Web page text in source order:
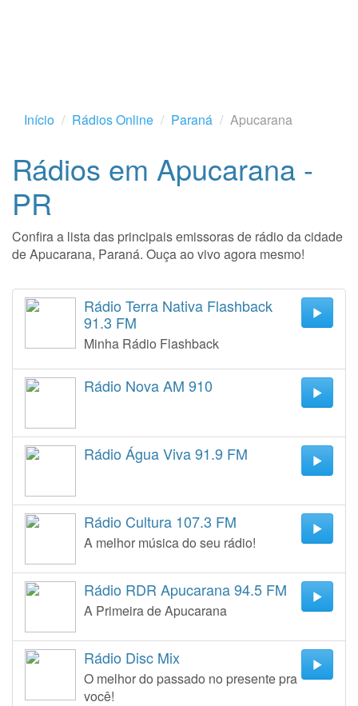
Início Rádios Online Paraná Apucarana
Rádios em Apucarana -
PR
Confira a lista das principais emissoras de rádio da cidade
de Apucarana, Paraná. Ouça ao vivo agora mesmo!
Rádio Terra Nativa Flashback
91.3 FM
Minha Rádio Flashback
Rádio Nova AM 910
Rádio Água Viva 91.9 FM
Rádio Cultura 107.3 FM
A melhor música do seu rádio!
Rádio RDR Apucarana 94.5 FM
A Primeira de Apucarana
Rádio Disc Mix
O melhor do passado no presente pra
você!